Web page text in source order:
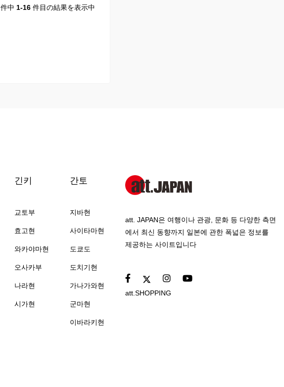
件中 1-16 件目の結果を表示中
긴키
교토부
효고현
와카야마현
오사카부
나라현
시가현
간토
지바현
사이타마현
도쿄도
도치기현
가나가와현
군마현
이바라키현
att. JAPAN은 여행이나 관광, 문화 등 다양한 측면
에서 최신 동향까지 일본에 관한 폭넓은 정보를
제공하는 사이트입니다
att.SHOPPING